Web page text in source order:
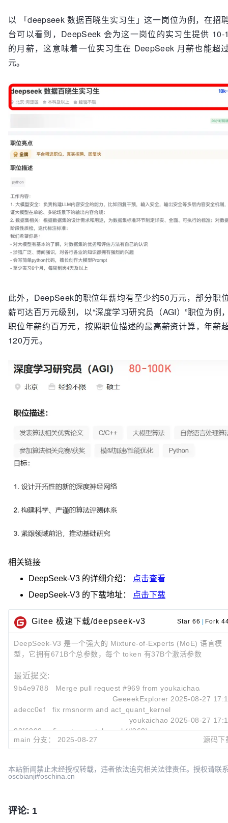
以 「deepseek 数据百晓生实习生」这一岗位为例，在招
台可以看到，DeepSeek 会为这一岗位的实习生提供 10-
的月薪，这意味着一位实习生在 DeepSeek 月薪也能超
元。
此外，DeepSeek的职位年薪均有至少约50万元，部分职
薪可达百万元级别，以“深度学习研究员（AGI）”职位为例
职位年薪约百万元，按照职位描述的最高薪资计算，年薪
120万元。
相关链接
DeepSeek-V3 的详细介绍：
点击查看
DeepSeek-V3 的下载地址： 点击下载
Gitee 极速下载/deepseek-v3 Star 66 Fork
DeepSeek-V3 是一个强大的 Mixture-of-Experts (MoE) 语言模
型，它拥有671B个总参数，每个 token 有37B个激活参数
最近提交:
9b4e9788
Merge pull request #969 from youkaichao/
GeeeekExplorer 2025-08-27
adecc0ef
fix rmsnorm and act_quant_kernel
youkaichao 2025-08-27
82f6008c
fix act_quant_kernel (#968)
2025-08-27
main 分支： 2025-08-27 源码下
本站新闻禁止未经授权转载，违者依法追究相关法律责任。授权请联
oscbianji#oschina.cn
评论: 1